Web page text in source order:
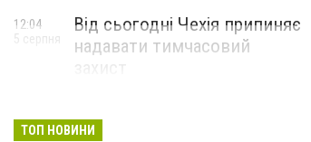
Від сьогодні Чехія припиняє
надавати тимчасовий
12:04
5 серпня
ТОП НОВИНИ